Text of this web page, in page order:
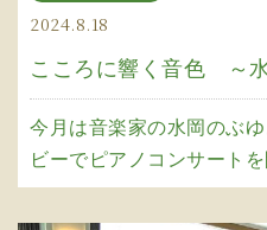
2024.8.18
こころに響く音色 ～
今月は音楽家の水岡のぶ
ビーでピアノコンサート